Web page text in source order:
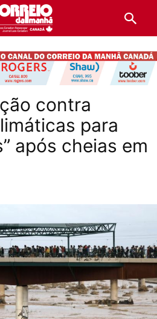
contra
para
após cheias em